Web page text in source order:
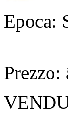
Epoca:
Prezzo: